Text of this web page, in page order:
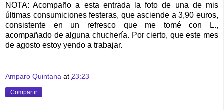
NOTA: Acompaño a esta entrada la foto de una de mis
últimas consumiciones festeras, que asciende a 3,90 euros,
consistente en un refresco que me tomé con L.,
acompañado de alguna chuchería. Por cierto, que este mes
de agosto estoy yendo a trabajar.
Amparo Quintana at 23:23
Compartir